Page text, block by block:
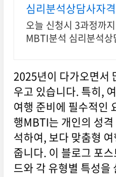
심리분석상담사자
강 (무료수강)MBTI
오늘 신청시 3과정까
MBTI분석 심리분석상
2025년이 다가오면서
우고 있습니다. 특히,
여행 준비에 필수적인
행MBTI는 개인의 성
석하여, 보다 맞춤형
줍니다. 이 블로그 포
드와 각 유형별 특성을